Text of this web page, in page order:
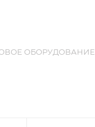
ОБОРУДОВАНИЕ